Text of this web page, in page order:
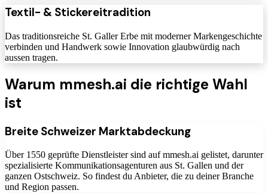
Textil- & Stickereitradition
Das traditionsreiche St. Galler Erbe mit moderner Markengeschichte
verbinden und Handwerk sowie Innovation glaubwürdig nach
aussen tragen.
Warum mmesh.ai die richtige Wahl
ist
Breite Schweizer Marktabdeckung
Über 1550 geprüfte Dienstleister sind auf mmesh.ai gelistet, darunter
spezialisierte Kommunikationsagenturen aus St. Gallen und der
ganzen Ostschweiz. So findest du Anbieter, die zu deiner Branche
und Region passen.